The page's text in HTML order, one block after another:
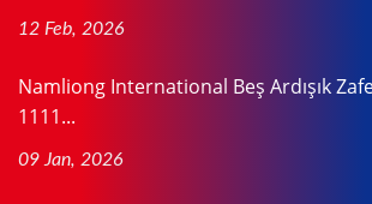
12 Feb, 2026
Namliong International Beş Ardışık
1111...
09 Jan, 2026